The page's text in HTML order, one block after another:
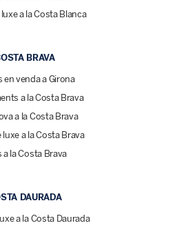
a la Costa Blanca
BRAVA
en venda a Girona
a la Costa Brava
a la Costa Brava
luxe a la Costa Brava
a la Costa Brava
DAURADA
a la Costa Daurada